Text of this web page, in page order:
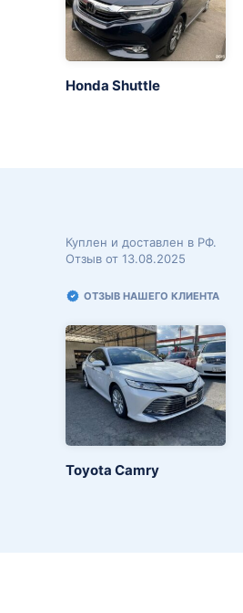
Honda Shuttle
Куплен и доставлен в РФ.
Отзыв от 13.08.2025
ОТЗЫВ НАШЕГО КЛИЕНТА
Toyota Camry